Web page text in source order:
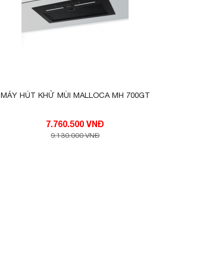
MÁY HÚT KHỬ MÙI MALLOCA MH 700GT
7.760.500 VNĐ
9.130.000 VNĐ